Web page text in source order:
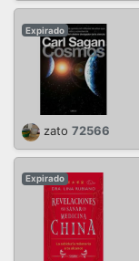
Expirado
zato 72566
Expirado